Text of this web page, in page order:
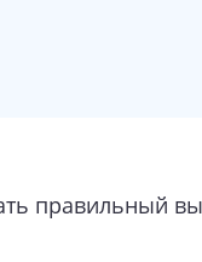
правильный